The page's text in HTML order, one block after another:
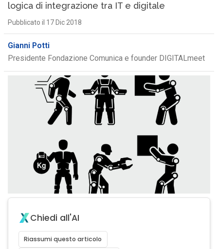
logica di integrazione tra IT e digitale
Pubblicato il 17 Dic 2018
Gianni Potti
Presidente Fondazione Comunica e founder DIGITALmeet
Chiedi all'AI
Riassumi questo articolo